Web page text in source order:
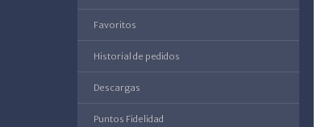
Favoritos
Historial de pedidos
Descargas
Puntos Fidelidad